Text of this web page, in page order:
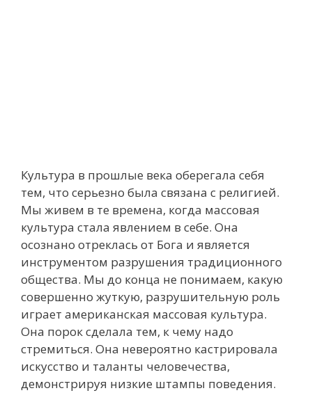
Культура в прошлые века оберегала себя
тем, что серьезно была связана с религией.
Мы живем в те времена, когда массовая
культура стала явлением в себе. Она
осознано отреклась от Бога и является
инструментом разрушения традиционного
общества. Мы до конца не понимаем, какую
совершенно жуткую, разрушительную роль
играет американская массовая культура.
Она порок сделала тем, к чему надо
стремиться. Она невероятно кастрировала
искусство и таланты человечества,
демонстрируя низкие штампы поведения.